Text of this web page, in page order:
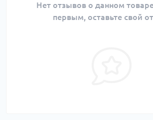
Нет отзывов о данном
первым, оставьте свой